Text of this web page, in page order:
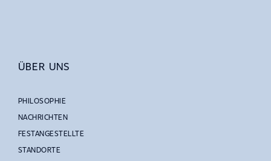
ÜBER UNS
PHILOSOPHIE
NACHRICHTEN
FESTANGESTELLTE
STANDORTE